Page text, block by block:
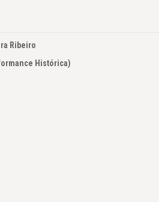
Ribeiro
Histórica)